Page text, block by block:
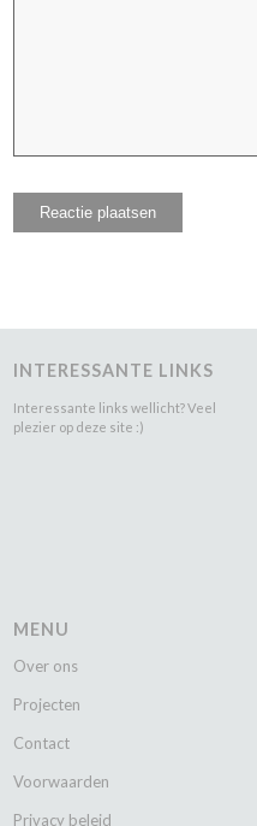
INTERESSANTE LINKS
Interessante links wellicht? Veel
plezier op deze site :)
MENU
Over ons
Projecten
Contact
Voorwaarden
Privacy beleid